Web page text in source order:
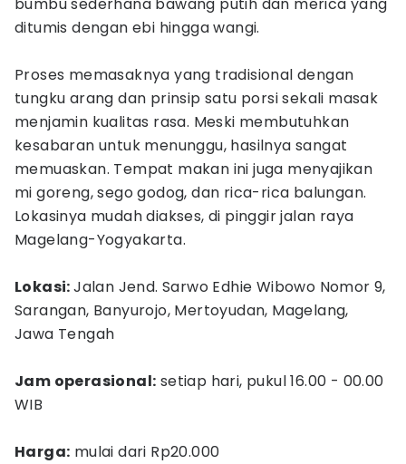
ditumis dengan ebi hingga wangi.
Proses memasaknya yang tradisional dengan
tungku arang dan prinsip satu porsi sekali masak
menjamin kualitas rasa. Meski membutuhkan
kesabaran untuk menunggu, hasilnya sangat
memuaskan. Tempat makan ini juga menyajikan
mi goreng, sego godog, dan rica-rica balungan.
Lokasinya mudah diakses, di pinggir jalan raya
Magelang-Yogyakarta.
Lokasi:Jalan Jend. Sarwo Edhie Wibowo Nomor 9,
Sarangan, Banyurojo, Mertoyudan, Magelang,
Jawa Tengah
Jam operasional: setiap hari, pukul 16.00 - 00.00
WIB
Harga: mulai dari Rp20.000